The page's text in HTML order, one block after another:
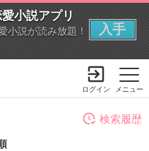
小説アプリ
小説が読み放題！
入手
メニュー
ログイン
検索履歴